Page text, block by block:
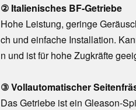
② Italienisches BF-Getriebe
Hohe Leistung, geringe
ch und einfache Installation.
n und ist für hohe Zugkräfte
③ Vollautomatischer
Das Getriebe ist ein Gleason-